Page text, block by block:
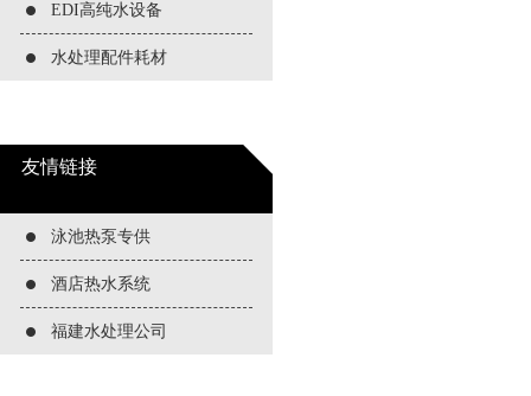
EDI高纯水设备
水处理配件耗材
友情链接
泳池热泵专供
酒店热水系统
福建水处理公司